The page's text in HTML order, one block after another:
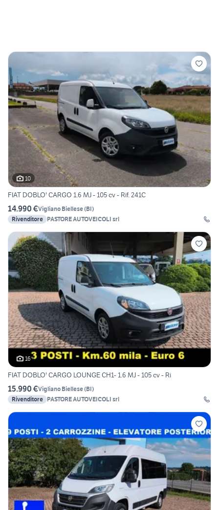
10
FIAT DOBLO' CARGO 1.6 MJ - 105 cv - Rif. 241C
14.990 €Vigliano Biellese(BI)
Rivenditore PASTORE AUTOVEICOLI srl
16
FIAT DOBLO' CARGO LOUNGE CH1- 1.6 MJ - 105 cv - Ri
15.990 €Vigliano Biellese(BI)
Rivenditore PASTORE AUTOVEICOLI srl